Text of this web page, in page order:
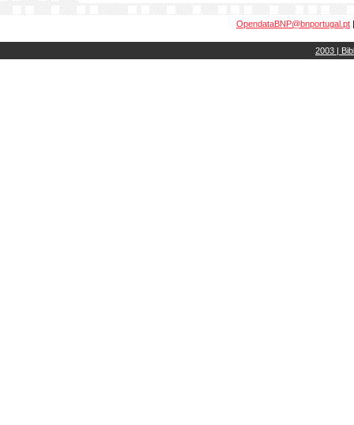
OpendataBNP@bnportugal.pt
2003 |